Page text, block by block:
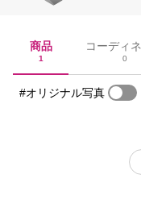
商品
1
コーディ
0
#オリジナル写真